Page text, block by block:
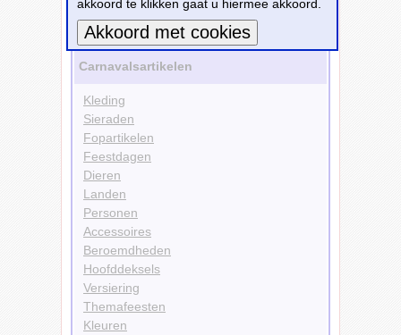
Bekijk alle carnavalsartikelen
Carnavalsartikelen
Kleding
Sieraden
Fopartikelen
Feestdagen
Dieren
Landen
Personen
Accessoires
Beroemdheden
Hoofddeksels
Versiering
Themafeesten
Kleuren
akkoord te klikken gaat u hiermee akkoord.
Meer informatie